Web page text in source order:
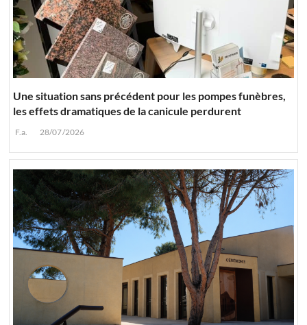
Une situation sans précédent pour les pompes funèbres,
les effets dramatiques de la canicule perdurent
F.a. 28/07/2026